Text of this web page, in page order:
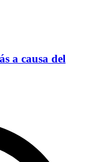
a causa del